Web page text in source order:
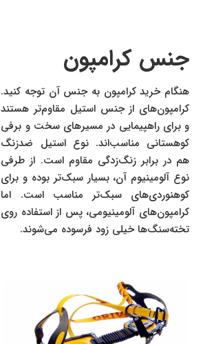
جنس کرامپون
هنگام خرید کرامپون به جنس آن توجه کنید.
کرامپون‌های از جنس استیل مقاوم‌تر هستند
و برای راهپیمایی در مسیرهای سخت و برفی
کوهستانی مناسب‌اند. نوع استیل ضدزنگ
هم در برابر زنگ‌زدگی مقاوم است. از طرفی
نوع آلومینیوم آن، بسیار سبک‌تر بوده و برای
کوهنوردی‌های سبک‌تر مناسب است. اما
کرامپون‌های آلومینیومی، پس از استفاده روی
تخته‌سنگ‌ها خیلی زود فرسوده می‌شوند.